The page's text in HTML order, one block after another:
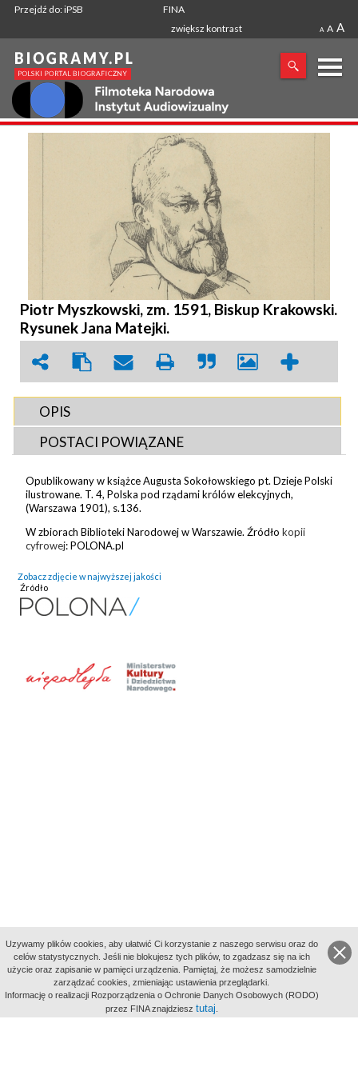
Przejdź do: iPSB
FINA
zwiększ kontrast
A A A
X
SZUKANA FRAZA
Piotr Myszkowski, zm. 1591, Biskup Krakowski.
Rysunek Jana Matejki.
OPIS
POSTACI POWIĄZANE
Opublikowany w książce Augusta Sokołowskiego pt. Dzieje Polski
ilustrowane. T. 4, Polska pod rządami królów elekcyjnych,
(Warszawa 1901), s.136.
W zbiorach Biblioteki Narodowej w Warszawie. Źródłokopii
cyfrowej: POLONA.pl
Zobacz zdjęcie w najwyższej jakości
Źródło
aktywności
Uzywamy plików cookies, aby ułatwić Ci korzystanie z naszego serwisu oraz do
celów statystycznych. Jeśli nie blokujesz tych plików, to zgadzasz się na ich
użycie oraz zapisanie w pamięci urządzenia. Pamiętaj, że możesz samodzielnie
zarządzać cookies, zmieniając ustawienia przeglądarki.
Informację o realizacji Rozporządzenia o Ochronie Danych Osobowych (RODO)
przez FINA znajdziesz tutaj